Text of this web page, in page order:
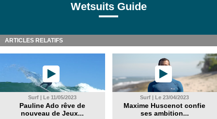
Wetsuits Guide
ARTICLES RELATIFS
Surf | Le 11/05/2023
Pauline Ado rêve de
nouveau de Jeux...
Surf | Le 23/04/2023
Maxime Huscenot confie
ses ambition...